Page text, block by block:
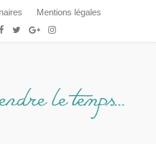
Mentions légales